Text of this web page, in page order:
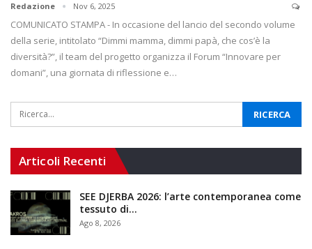
Redazione Nov 6, 2025
COMUNICATO STAMPA - In occasione del lancio del secondo volume
della serie, intitolato “Dimmi mamma, dimmi papà, che cos’è la
diversità?”, il team del progetto organizza il Forum “Innovare per
domani”, una giornata di riflessione e…
Articoli Recenti
SEE DJERBA 2026: l’arte contemporanea come
tessuto di…
Ago 8, 2026